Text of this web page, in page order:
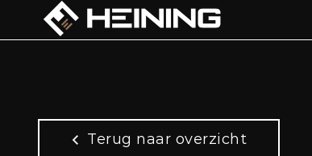
Terug naar overzicht